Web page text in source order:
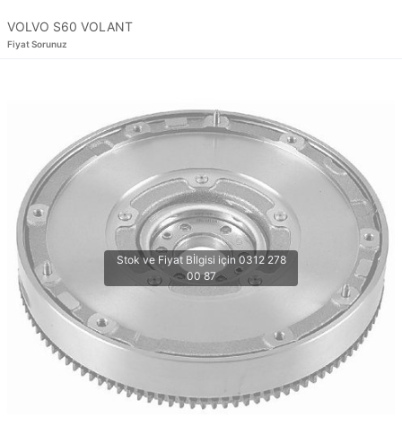
VOLVO S60 VOLANT
Fiyat Sorunuz